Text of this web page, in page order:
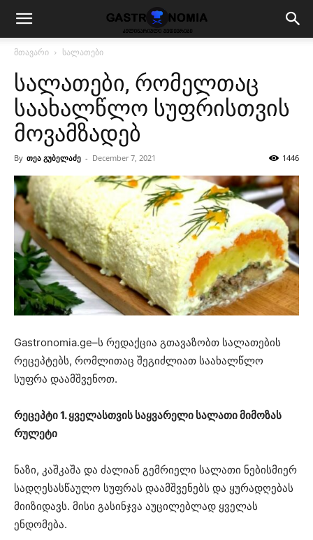
მთავარი სალათები
სალათები, რომელთაც
საახალწლო სუფრისთვის
მოვამზადებ
By თეა გუბელაძე - December 7, 2021 1446
Gastronomia.ge–ს რედაქცია გთავაზობთ სალათების
რეცეპტებს, რომლითაც შეგიძლიათ საახალწლო
სუფრა დაამშვენოთ.
რეცეპტი 1. ყველასთვის საყვარელი სალათი მიმოზას
რულეტი
ნაზი, კაშკაშა და ძალიან გემრიელი სალათი ნებისმიერ
სადღესასწაულო სუფრას დაამშვენებს და ყურადღებას
მიიზიდავს. მისი გასინჯვა აუცილებლად ყველას
ენდომება.